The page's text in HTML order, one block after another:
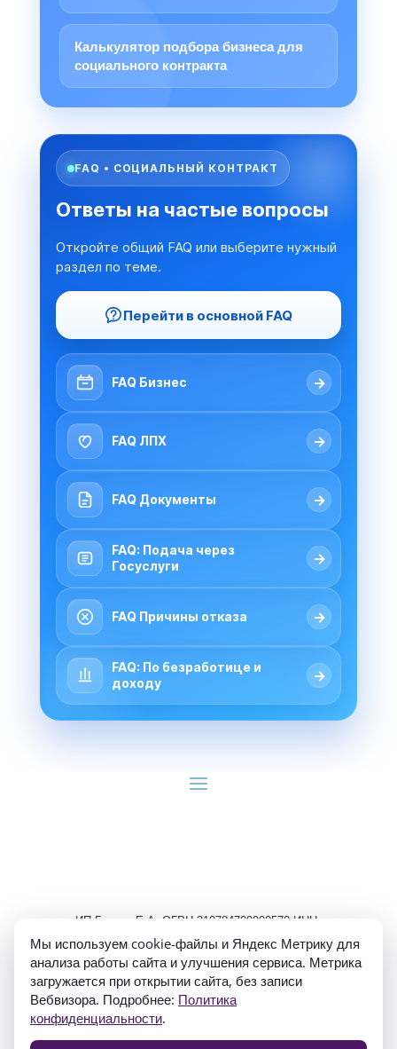
Калькулятор подбора бизнеса для
социального контракта
FAQ • СОЦИАЛЬНЫЙ КОНТРАКТ
Ответы на частые вопросы
Откройте общий FAQ или выберите нужный
раздел по теме.
Перейти в основной FAQ
FAQ Бизнес →
FAQ ЛПХ →
FAQ Документы →
FAQ: Подача через
Госуслуги
→
FAQ Причины отказа →
FAQ: По безработице и
доходу
→
ИП Гуляев Е.А. ОГРН 310784709900570 ИНН
Мы используем cookie-файлы и Яндекс Метрику для
анализа работы сайта и улучшения сервиса. Метрика
загружается при открытии сайта, без записи
Вебвизора. Подробнее: Политика
конфиденциальности.